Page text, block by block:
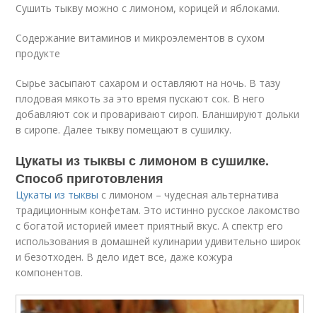
Сушить тыкву можно с лимоном, корицей и яблоками.
Содержание витаминов и микроэлементов в сухом
продукте
Сырье засыпают сахаром и оставляют на ночь. В тазу
плодовая мякоть за это время пускают сок. В него
добавляют сок и проваривают сироп. Бланшируют дольки
в сиропе. Далее тыкву помещают в сушилку.
Цукаты из тыквы с лимоном в сушилке.
Способ приготовления
Цукаты из тыквы с лимоном – чудесная альтернатива
традиционным конфетам. Это истинно русское лакомство
с богатой историей имеет приятный вкус. А спектр его
использования в домашней кулинарии удивительно широк
и безотходен. В дело идет все, даже кожура
компонентов.